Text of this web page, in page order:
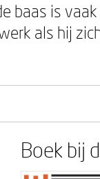
baas is
als hij
Boek bij